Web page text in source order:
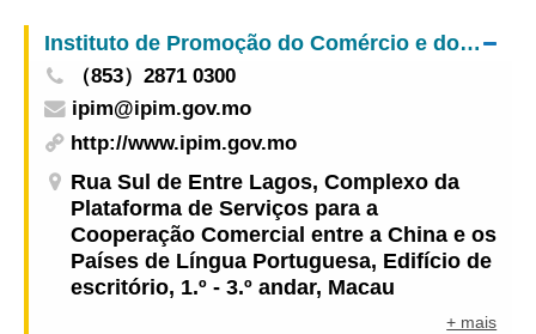
funcionamento a partir de amanhã
Instituto de Promoção do Comércio e do Investimento
（853）2871 0300
ipim@ipim.gov.mo
http://www.ipim.gov.mo
Rua Sul de Entre Lagos, Complexo da
Plataforma de Serviços para a
Cooperação Comercial entre a China e os
Países de Língua Portuguesa, Edifício de
escritório, 1.º - 3.º andar, Macau
+ mais